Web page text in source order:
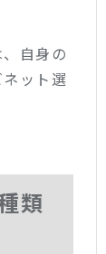
自身の
ット選
類